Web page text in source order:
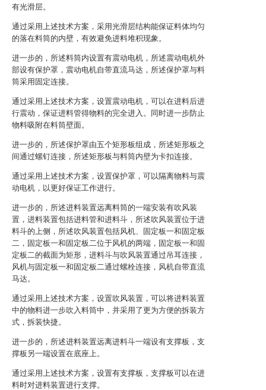
有光滑层。
通过采用上述技术方案，采用光滑层结构能保证料体均匀
的落在料筒的内壁，有效避免进料堆积现象。
进一步的，所述料筒内设置有震动电机，所述震动电机外
部设有保护罩，震动电机自带直流马达，所述保护罩与料
筒采用固定连接。
通过采用上述技术方案，设置震动电机，可以在进料后进
行震动，保证进料管得物料的完全进入。同时进一步防止
物料吸附在料筒壁面。
进一步的，所述保护罩由五个矩形板组成，所述矩形板之
间通过螺钉连接，所述矩形板与料筒内壁为卡扣连接。
通过采用上述技术方案，设置保护罩，可以隔离物料与震
动电机，以更好保证工作进行。
进一步的，所述进料装置远离料筒的一端安装有吹风装
置，进料装置包括进料管和进料斗，所述吹风装置位于进
料斗的上侧，所述吹风装置包括风机、固定板一和固定板
二，固定板一和固定板二位于风机的两端，固定板一和固
定板二的截面为矩形，进料斗与吹风装置通过吊耳连接，
风机与固定板一和固定板二通过螺栓连接，风机自带直流
马达。
通过采用上述技术方案，设置吹风装置，可以将进料装置
中的物料进一步吹入料筒中，并采用了更为方便的拆装方
式，拆装快捷。
进一步的，所述进料装置远离进料斗一端设有支撑板，支
撑板另一端设置在底座上。
通过采用上述技术方案，设置有支撑板，支撑板可以在进
料时对进料装置进行支撑。